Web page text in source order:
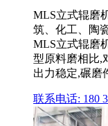
MLS立式辊磨
筑、化工、陶
MLS立式辊磨
型原料磨相比,
出力稳定,碾磨
联系电话: 180